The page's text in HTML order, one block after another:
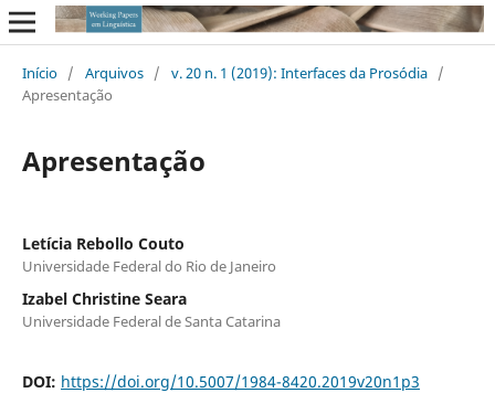
Início / Arquivos / v. 20 n. 1 (2019): Interfaces da Prosódia /
Apresentação
Apresentação
Letícia Rebollo Couto
Universidade Federal do Rio de Janeiro
Izabel Christine Seara
Universidade Federal de Santa Catarina
DOI: https://doi.org/10.5007/1984-8420.2019v20n1p3